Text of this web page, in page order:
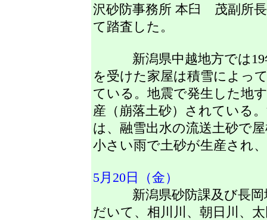
沢砂防事務所 本臼 茂副所
て踏査した。
新潟県中越地方では19年
を受けた家屋は積雪によっ
ている。地震で発生した地
産（崩落土砂）されている
は、融雪出水の流送土砂で
小さい雨で土砂が生産され
5月20日（金）
新潟県砂防課及び長岡地
だいて、相川川、朝日川、